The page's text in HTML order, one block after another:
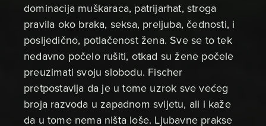
dominacija muškaraca, patrijarhat, stroga
pravila oko braka, seksa, preljuba, čednosti, i
posljedično, potlačenost žena. Sve se to tek
nedavno počelo rušiti, otkad su žene počele
preuzimati svoju slobodu. Fischer
pretpostavlja da je u tome uzrok sve većeg
broja razvoda u zapadnom svijetu, ali i kaže
da u tome nema ništa loše. Ljubavne prakse